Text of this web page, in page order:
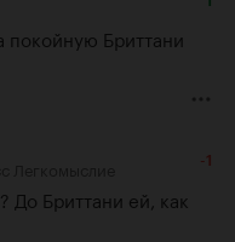
покойную Бриттани
-1
До Бриттани ей, как